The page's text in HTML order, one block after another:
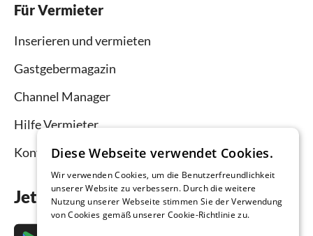
Für Vermieter
Inserieren und vermieten
Gastgebermagazin
Channel Manager
Hilfe Vermieter
Kontakt
Jetzt die App downloaden
Diese Webseite verwendet Cookies.
Wir verwenden Cookies, um die Benutzerfreundlichkeit
unserer Website zu verbessern. Durch die weitere
Nutzung unserer Webseite stimmen Sie der Verwendung
von Cookies gemäß unserer Cookie-Richtlinie zu.